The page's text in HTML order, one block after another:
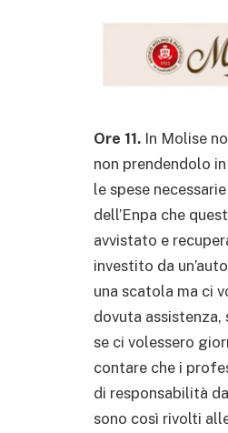
Ore 11. In Molise
non prendendolo
le spese
dell’Enpa che
avvistato e
investito da
una scatola ma ci
dovuta
se ci volessero
contare che i
di responsabilità
sono così rivolti